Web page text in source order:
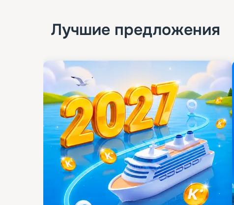
Лучшие предложения